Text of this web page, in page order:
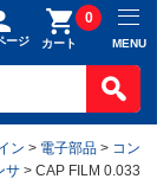
ージ カート
0
MENU
ン > 電子部品 > コン
サ > CAP FILM 0.033